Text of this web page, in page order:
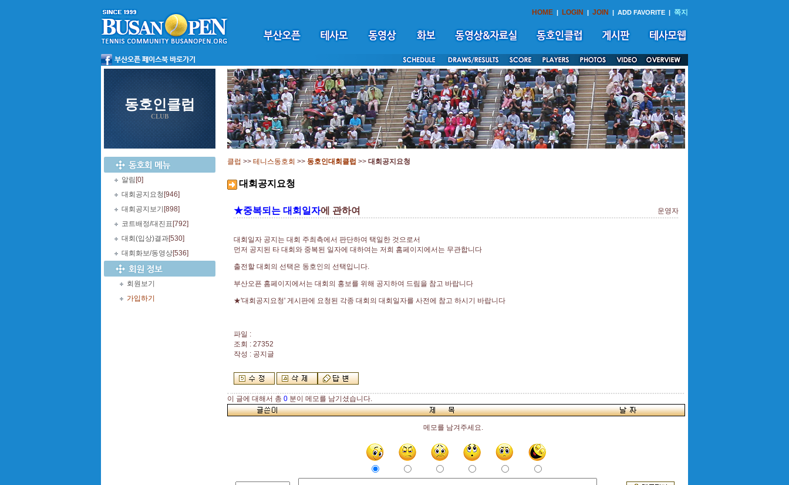
HOME | LOGIN | JOIN | ADD FAVORITE | 쪽지
동호인클럽
CLUB
알림 [0]
대회공지요청 [946]
대회공지보기 [898]
코트배정/대진표 [792]
대회(입상)결과[530]
대회화보/동영상[536]
회원보기
가입하기
클럽 >> 테니스동호회 >> 동호인대회클럽 >> 대회공지요청
대회공지요청
★중복되는 대회일자에 관하여 운영자
대회일자 공지는 대회 주최측에서 판단하여 택일한 것으로서
먼저 공지된 타 대회와 중복된 일자에 대하여는 저희 홈페이지에서는 무관합니다
출전할 대회의 선택은 동호인의 선택입니다.
부산오픈 홈페이지에서는 대회의 홍보를 위해 공지하여 드림을 참고 바랍니다
★'대회공지요청' 게시판에 요청된 각종 대회의 대회일자를 사전에 참고 하시기 바랍니다
파일 :
조회 : 27352
작성 : 공지글
이 글에 대해서 총 0 분이 메모를 남기셨습니다.
메모를 남겨주세요.